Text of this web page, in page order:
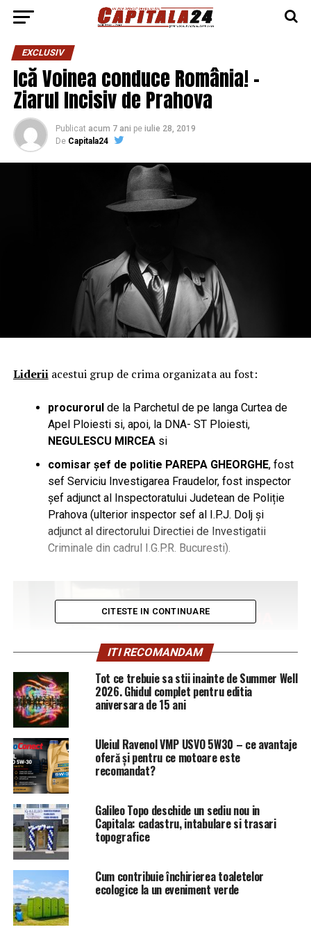
EXCLUSIV
Ică Voinea conduce România! –
Ziarul Incisiv de Prahova
Publicat acum 7 ani pe iulie 28, 2019
De Capitala24
Lideriiacestui grup de crima organizata au fost:
procurorulde la Parchetul de pe langa Curtea de
Apel Ploiesti si, apoi, la DNA- ST Ploiesti,
NEGULESCU MIRCEAsi
comisar șef de politie PAREPA GHEORGHE, fost
sef Serviciu Investigarea Fraudelor, fost inspector
șef adjunct al Inspectoratului Judetean de Poliție
Prahova (ulterior inspector sef al I.P.J. Dolj și
adjunct al directorului Directiei de Investigatii
Criminale din cadrul I.G.P.R. Bucuresti).
Membriigrupului au fost:
IULIANO, CNP 16___30, CI seria P_, nr. 000___ –
ofiter operativ in cadrulServiciului de
Investigarea Fraudelor Prahova, detasat la PCA
Ploiesti;
comisar de politie TOMA CIPRIAN, CNP
17____01 – ofiter operativ in cadrul
CITESTE IN CONTINUARE
ITI RECOMANDAM
Tot ce trebuie sa stii inainte de Summer Well
2026. Ghidul complet pentru editia
aniversara de 15 ani
Uleiul Ravenol VMP USVO 5W30 – ce avantaje
oferă și pentru ce motoare este
recomandat?
Galileo Topo deschide un sediu nou in
Capitala: cadastru, intabulare si trasari
topografice
Cum contribuie închirierea toaletelor
ecologice la un eveniment verde